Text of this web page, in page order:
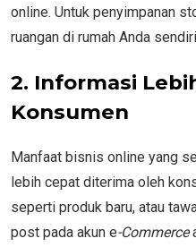
online. Untuk penyimpanan
ruangan di rumah Anda
2. Informasi
Konsumen
Manfaat bisnis online yang
lebih cepat diterima oleh
seperti produk baru, atau
post pada akun e-Commerce